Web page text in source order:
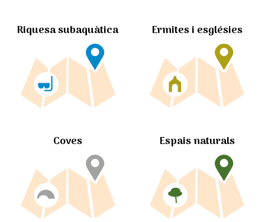
Riquesa subaquàtica Ermites i esglésies
Coves Espais naturals